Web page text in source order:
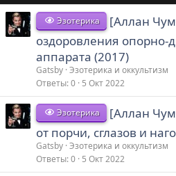
Эзотерика
[Аллан
оздоровления опорно-
аппарата (2017)
Gatsby Эзотерика и оккультизм
Ответы 0 5 Окт 2022
Эзотерика
[Аллан
от порчи, сглазов и
Gatsby Эзотерика и оккультизм
Ответы 0 5 Окт 2022